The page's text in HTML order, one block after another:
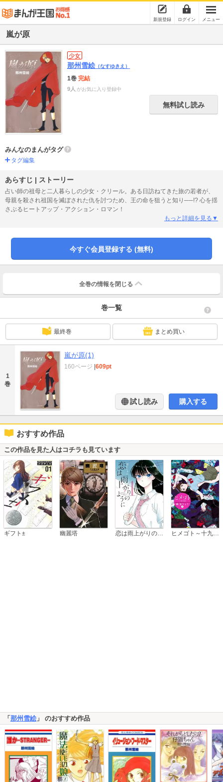
新規登録 ログイン メニュー
嵐が原
少女
那州雪絵 （なすゆきえ）
1巻 完結
9人 がお気に入り登録中
無料試し読み
みんなのまんがタグ
タグ編集
あらすじ | ストーリー
占い師の祖母と二人暮らしの少女・クリール。ある日訪ねてきた旅の若者が、
母親を殺され祖国を滅ぼされた仇を討つため、王の命を狙うと知り──!? 心を揺
さぶるヒートアップ・アクション・ロマン！
もっと詳細を見る▼
今すぐ会員登録する (無料)
全巻の情報を 閉じる
巻一覧
最終巻 まとめ買い
1
巻
嵐が原(1)
160ページ |609pt
試し読み 購入する
おすすめ作品
この作品を見た人はコチラも見ています
ギフト± 幽麗塔 ヒメゴト～十九歳の制服～
「那州雪絵 」 のおすすめ作品